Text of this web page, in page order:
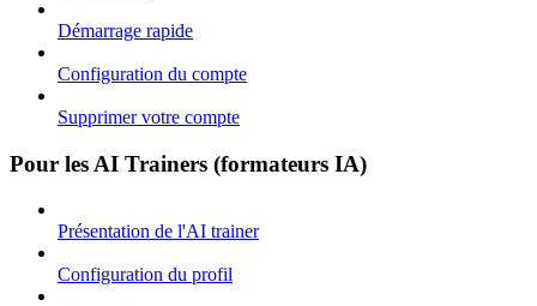
Démarrage rapide
Configuration du compte
Supprimer votre compte
Pour les AI Trainers (formateurs IA)
Présentation de l'AI trainer
Configuration du profil